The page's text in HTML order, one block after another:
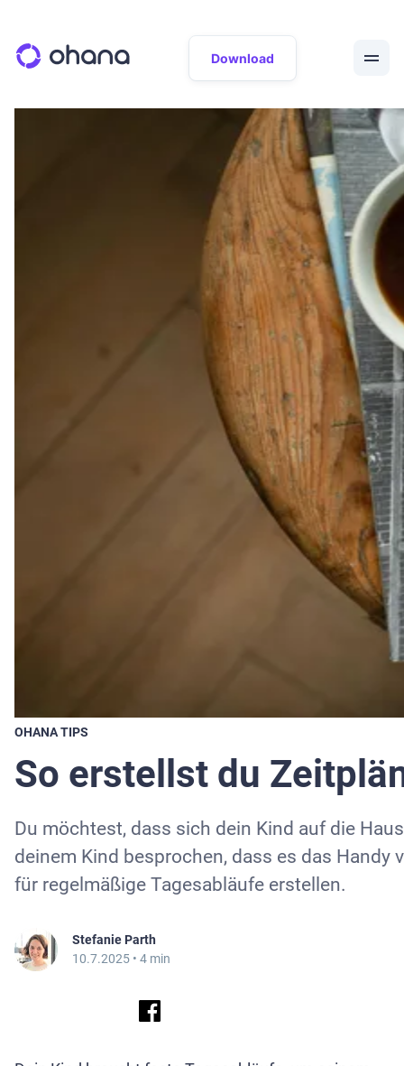
Download
OHANA TIPS
So erstellst du
Du möchtest, dass sich dein Kind auf die
deinem Kind besprochen, dass es das
für regelmäßige Tagesabläufe erstellen.
Stefanie Parth
10.7.2025 • 4 min